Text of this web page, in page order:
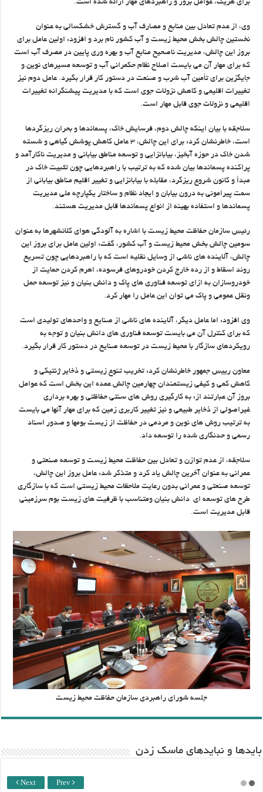
برای هریک، عوامل بروز و راهبردهای مهار ارائه شده است.
وی، از عدم تعادل بین منابع و مصارف آب و گسترش خشکسالی به عنوان
نخستین چالش بخش محیط زیست و آب کشور نام برد و افزود: اولین عامل برای
بروز این چالش، مدیریت ناصحیح منابع آب و بهره وری پایین در مصرف آب است
که برای مهار آن می بایست اصلاح نظام حکمرانی آب و توسعه مسیرهای نوین و
جایگزین برای تأمین آب شرب و صنعت در دستور کار قرار بگیرد. عامل دوم نیز
تغییرات اقلیمی و کاهش نزولات جوی است که با مدیریت پیشنگرانه تغییرات
اقلیمی و نزولات جوی قابل مهار است.
سلاجقه با بیان اینکه چالش دوم، فرسایش خاک، پسماندها و بحران ریزگردها
است، خاطرنشان کرد: برای این چالش، ۳ عامل کاهش پوشش گیاهی و شسته
شدن خاک در حوزه آبخیز، بیابانزایی و توسعه مناطق بیابانی و مدیریت ناکارآمد و
پراکنده پسماندها بیان شده که به ترتیب با راهبردهایی چون تثبیت خاک در
مبدأ و کانون شروع ریزگرد، مقابله با بیابانزایی و تغییر اقلیم مناطق بیابانی از
سمت پیرامونی به درون بیابان و ایجاد نظام و ساختار یکپارچه ملی مدیریت
پسماندها و استفاده بهینه از انواع پسماندها قابل مدیریت هستند.
رئیس سازمان حفاظت محیط زیست با اشاره به آلودگی هوای کلانشهرها به عنوان
سومین چالش بخش محیط زیست و آب کشور، گفت: اولین عامل برای بروز این
چالش، آلاینده های ناشی از وسایل نقلیه است که با راهبردهایی چون تسریع
روند اسقاط و از رده خارج کردن خودروهای فرسوده، اهرم کردن حمایت از
خودروسازان به ازای توسعه فناوری های پاک و دانش بنیان و نیز توسعه حمل
ونقل عمومی و پاک می توان این عامل را مهار کرد.
وی افزود: اما عامل دیگر، آلاینده های ناشی از صنایع و واحدهای تولیدی است
که برای کنترل آن می بایست توسعه فناوری های دانش بنیان و توجه به
رویکردهای سازگار با محیط زیست در توسعه صنایع در دستور کار قرار بگیرد.
معاون رییس جمهور خاطرنشان کرد: تخریب تنوع زیستی و ذخایر ژنتیکی و
کاهش کمی و کیفی زیستمندان چهارمین چالش عمده این بخش است که عوامل
بروز آن عبارتند از: به کارگیری روش های سنتی حفاظتی و بهره برداری
غیراصولی از ذخایر طبیعی و نیز تغییر کاربری زمین که برای مهار آنها می بایست
به ترتیب روش های نوین و مردمی در حفاظت از زیست بومها و صدور اسناد
رسمی و حدنگاری شده را توسعه داد.
سلاجقه، از عدم توازن و تعادل بین حفاظت محیط زیست و توسعه صنعتی و
عمرانی به عنوان آخرین چالش یاد کرد و متذکر شد: عامل بروز این چالش،
توسعه صنعتی و عمرانی بدون رعایت ملاحظات محیط زیستی است که با سازگاری
طرح های توسعه ای دانش بنیان ومتناسب با ظرفیت های زیست بوم سرزمینی
قابل مدیریت است.
جلسه شورای راهبردی سازمان حفاظت محیط زیست
باید‌ها و نبایدهای ماسک زدن
Next Prev